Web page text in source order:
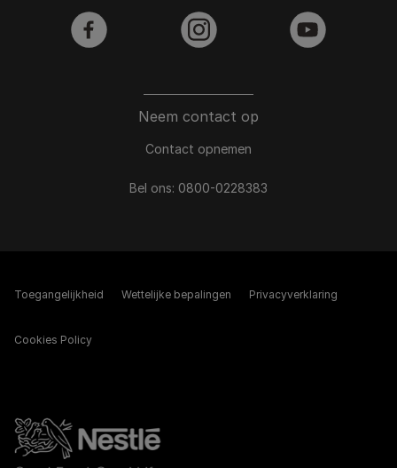
Neem contact op
Contact opnemen
Bel ons: 0800-0228383
facebook instagram youtube
Toegangelijkheid Wettelijke bepalingen​ Privacyverklaring
Cookies Policy